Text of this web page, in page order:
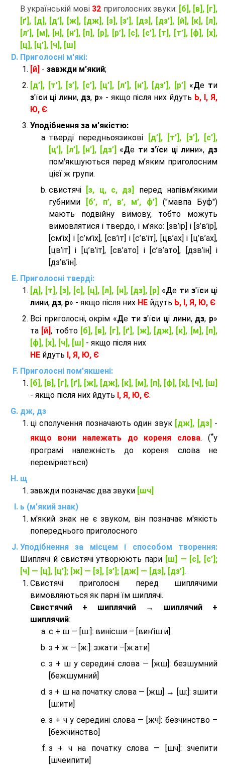
В українській мові 32 приголосних звуки: [б], [в], [г],
[ґ], [д], [д’], [ж], [дж], [з], [з’], [дз], [дз’], [й], [к], [л],
[л’], [м], [н], [н’], [п], [р], [р’], [с], [с’], [т], [т’], [ф], [х],
[ц], [ц’], [ч], [ш]
Приголосні м'які:
[й] - завжди м'який;
[д’], [т’], [з’], [с’], [ц’], [л’], [н’], [дз’], [р’]
«Де ти
з'їси ці лини, дз, р» - якщо після них йдуть Ь, І, Я,
Ю, Є.
Уподібнення за м’якістю:
тверді передньоязикові
[д’], [т’], [з’], [с’],
[ц’], [л’], [н’], [дз’] «Де тиз'їси цілини», дз
пом'якшуються перед м’яким приголосним
цієї ж групи.
cвистячі
[з, ц, с, дз]
перед напівм’якими
губними
[б’, п’, в’, м’, ф’]
("мавпа Буф")
мають подвійну вимову, тобто можуть
вимовлятися і твердо, і м’яко: [зв’ір] і [з’в’ір],
[см’іх] і [с’м’іх], [св’іт] і [с’в’іт], [цв’ах] і [ц’в’ах],
[цв’іт] і [ц’в’іт], [св’ато] і [с’в’ато], [дзв’iн] і
[дз’в’iн].
Приголосні тверді:
[д], [т], [з], [с], [ц], [л], [н], [дз], [р] «Де ти з'їси ці
лини, дз, р» - якщо після них НЕ йдуть Ь, І, Я, Ю, Є
Всі приголосні, окрім «Де тиз'їси ці лини, дз, р»
та [й], тобто [б], [в], [г], [ґ], [ж], [дж], [к], [м], [п],
[ф], [х], [ч], [ш] - якщо після них
НЕ йдуть І, Я, Ю, Є
Приголосні пом'якшені:
[б], [в], [г], [ґ], [ж], [дж], [к], [м], [п], [ф], [х], [ч], [ш]
- якщо після них йдуть І, Я, Ю, Є.
дж, дз
ці сполучення позначають один звук [дж], [дз] -
якщо вони належать до кореня слова. (*у
програмі належність до кореня слова не
перевіряеться)
щ
завжди позначає два звуки [шч]
ь (м'який знак)
м'який знак не є звуком, він позначає м'якість
попереднього приголосного
Уподібнення за місцем і способом творення:
Шиплячі й свистячі утворюють пари [ш] — [c], [с’];
[ч] — [ц], [ц’]; [ж] — [з], [з’]; [дж] — [дз], [дз’] .
Свистячі приголосні перед шиплячими
вимовляються як парні їм шиплячі.
Cвистячий + шиплячий → шиплячий +
шиплячий:
с + ш — [ш:]: винісши – [вин’іш:и]
з + ж — [ж:]: зжати –[ж:ати]
з + ш у середині слова — [жш]: безшумний
[бежшумний]
з + ш на початку слова — [жш] → [ш:]: зшити
[ш:ити]
з + ч у середині слова — [жч]: безчинство –
[бежчинство]
з + ч на початку слова — [шч]: зчепити
[шчеипити]